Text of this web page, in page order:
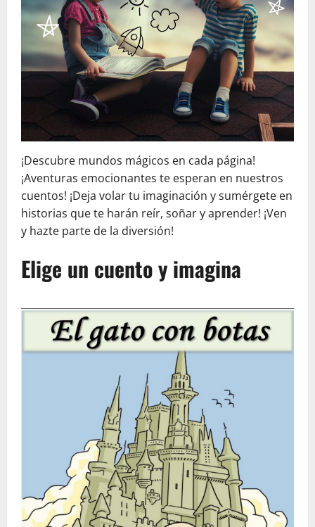
¡Descubre mundos mágicos en cada página!
¡Aventuras emocionantes te esperan en nuestros
cuentos! ¡Deja volar tu imaginación y sumérgete en
historias que te harán reír, soñar y aprender! ¡Ven
y hazte parte de la diversión!
Elige un cuento y imagina